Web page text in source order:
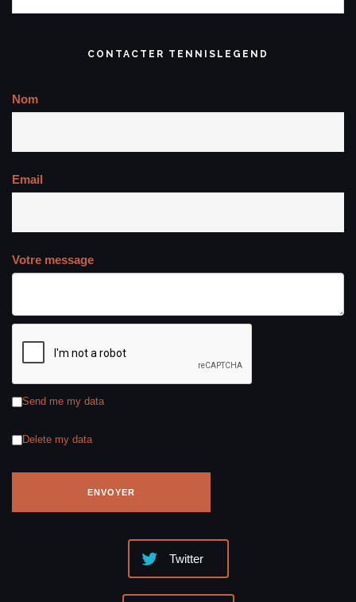
CONTACTER TENNISLEGEND
Nom
Email
Votre message
Send me my data
Delete my data
Twitter